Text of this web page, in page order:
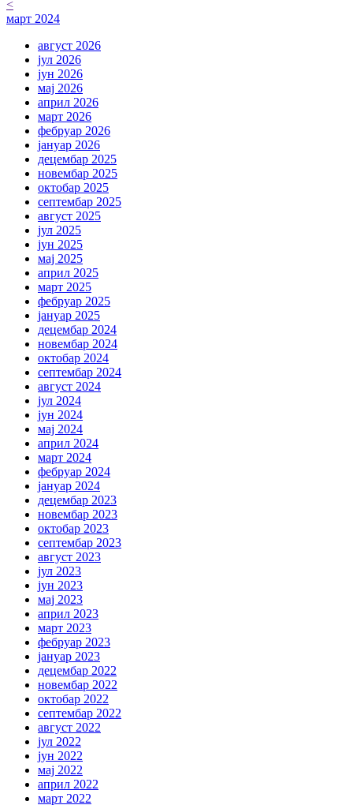
<
март 2024
август 2026
јул 2026
јун 2026
мај 2026
април 2026
март 2026
фебруар 2026
јануар 2026
децембар 2025
новембар 2025
октобар 2025
септембар 2025
август 2025
јул 2025
јун 2025
мај 2025
април 2025
март 2025
фебруар 2025
јануар 2025
децембар 2024
новембар 2024
октобар 2024
септембар 2024
август 2024
јул 2024
јун 2024
мај 2024
април 2024
март 2024
фебруар 2024
јануар 2024
децембар 2023
новембар 2023
октобар 2023
септембар 2023
август 2023
јул 2023
јун 2023
мај 2023
април 2023
март 2023
фебруар 2023
јануар 2023
децембар 2022
новембар 2022
октобар 2022
септембар 2022
август 2022
јул 2022
јун 2022
мај 2022
април 2022
март 2022